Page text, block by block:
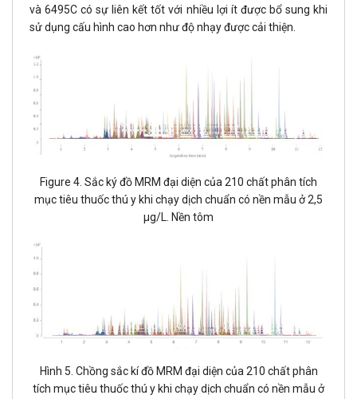
và 6495C có sự liên kết tốt với nhiều lợi ít được bổ sung khi
sử dụng cấu hình cao hơn như độ nhạy được cải thiện.
Figure 4. Sắc ký đồ MRM đại diện của 210 chất phân tích
mục tiêu thuốc thú y khi chạy dịch chuẩn có nền mẫu ở 2,5
μg/L. Nền tôm
Hình 5. Chồng sắc kí đồ MRM đại diện của 210 chất phân
tích mục tiêu thuốc thú y khi chạy dịch chuẩn có nền mẫu ở